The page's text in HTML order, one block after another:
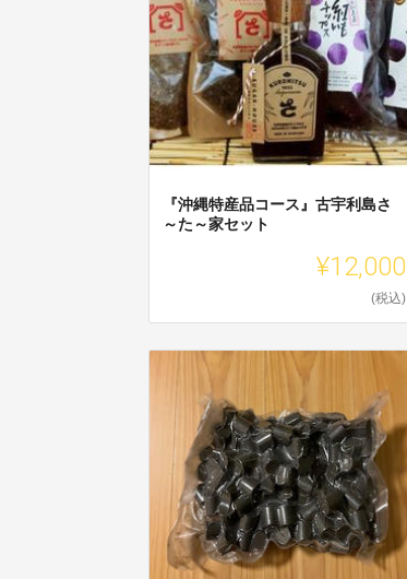
『沖縄特産品コース』古宇利島さ
～た～家セット
¥12,000
(税込)